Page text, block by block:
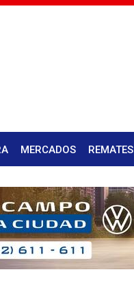
MERCADOS REMATES